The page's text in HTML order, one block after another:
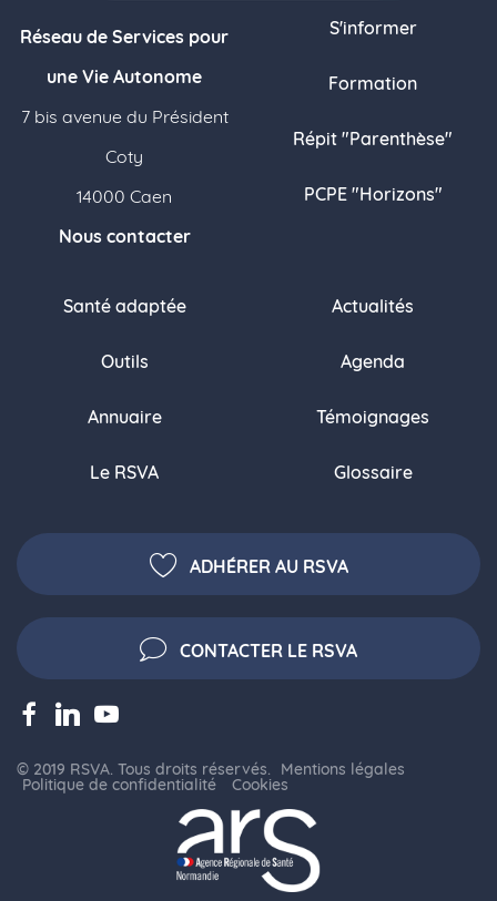
Réseau de Services pour
une Vie Autonome
7 bis avenue du Président
Coty
14000 Caen
Nous contacter
S'informer
Formation
Répit "Parenthèse"
PCPE "Horizons"
Santé adaptée
Outils
Annuaire
Le RSVA
Actualités
Agenda
Témoignages
Glossaire
ADHÉRER AU RSVA
CONTACTER LE RSVA
© 2019 RSVA. Tous droits réservés. Mentions légales
Politique de confidentialité Cookies